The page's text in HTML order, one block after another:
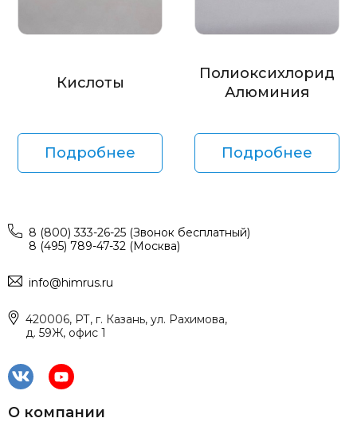
Кислоты
Подробнее
Полиоксихлорид
Алюминия
Подробнее
8 (800) 333-26-25 (Звонок бесплатный)
8 (495) 789-47-32 (Москва)
info@himrus.ru
420006, РТ, г. Казань, ул. Рахимова,
д. 59Ж, офис 1
О компании